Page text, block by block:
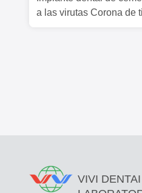
a las virutas Corona de
VIVI DENTAI